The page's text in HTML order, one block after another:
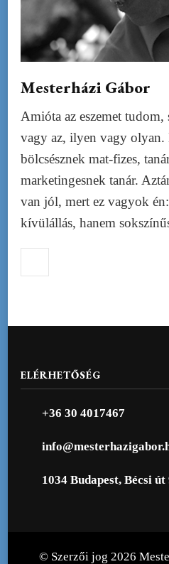
Mesterházi Gábor
Amióta az eszemet tudom,
vagy az, ilyen vagy olyan.
bölcsésznek mat-fizes,
marketingesnek tanár.
van jól, mert ez vagyok
kívülállás, hanem
ELÉRHETŐSÉG
+36 30 4017467
1034 Budapest, Bécsi út
© Szerzői jog 2026